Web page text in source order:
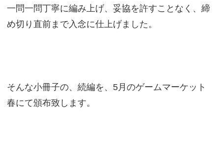
一問一問丁寧に編み上げ、妥協を許すことなく、締
め切り直前まで入念に仕上げました。
そんな小冊子の、続編を、5月のゲームマーケット
春にて頒布致します。